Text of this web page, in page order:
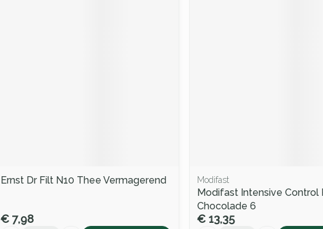
Ernst Dr Filt N10 Thee Vermagerend
€ 7,98
Modifast
Modifast Intensive Control
Chocolade 6
€ 13,35